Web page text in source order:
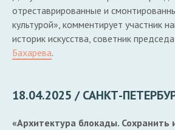
отреставрированные и
культурой», комментирует участник
историк искусства, советник
Бахарева.
18.04.2025 / САНКТ-
«Архитектура блокады. Сохранить